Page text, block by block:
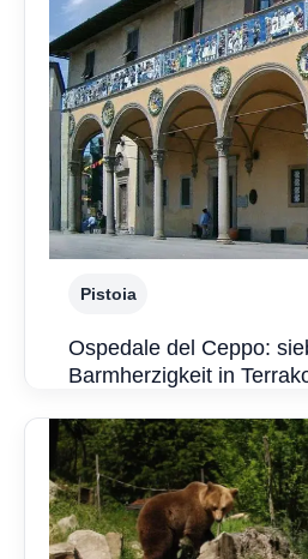
Pistoia
Ospedale del Ceppo:
Barmherzigkeit in